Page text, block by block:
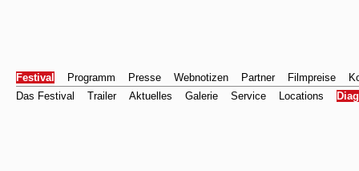
Festival Programm Presse Webnotizen Partner Filmpreise
Das Festival
Trailer Aktuelles Galerie Service Locations